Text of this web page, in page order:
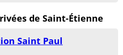
de Saint-Étienne
Saint Paul